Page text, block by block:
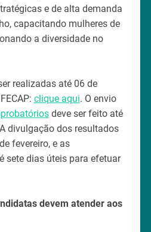
e de alta demanda
capacitando mulheres de
a diversidade no
realizadas até 06 de
clique aqui. O envio
deve ser feito até
divulgação dos resultados
fevereiro, e as
sete dias úteis para efetuar
devem atender aos